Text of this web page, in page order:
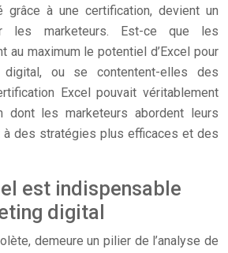
grâce à une certification, devient un
les marketeurs. Est-ce que les
au maximum le potentiel d’Excel pour
digital, ou se contentent-elles des
Excel pouvait véritablement
dont les marketeurs abordent leurs
à des stratégies plus efficaces et des
est indispensable
digital
demeure un pilier de l’analyse de